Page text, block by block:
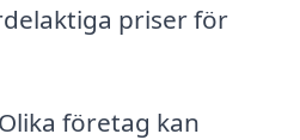
priser för
Olika företag kan